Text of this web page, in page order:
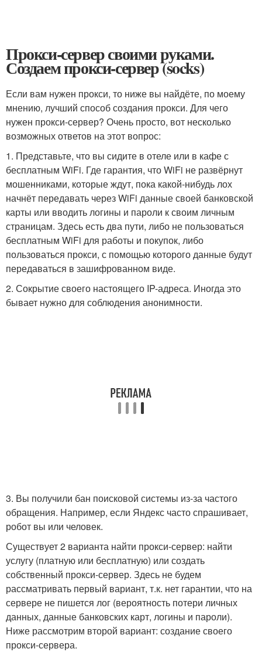
Прокси-сервер своими руками.
Создаем прокси-сервер (socks)
Если вам нужен прокси, то ниже вы найдёте, по моему
мнению, лучший способ создания прокси. Для чего
нужен прокси-сервер? Очень просто, вот несколько
возможных ответов на этот вопрос:
1. Представьте, что вы сидите в отеле или в кафе с
бесплатным WiFi. Где гарантия, что WiFi не развёрнут
мошенниками, которые ждут, пока какой-нибудь лох
начнёт передавать через WiFi данные своей банковской
карты или вводить логины и пароли к своим личным
страницам. Здесь есть два пути, либо не пользоваться
бесплатным WiFi для работы и покупок, либо
пользоваться прокси, с помощью которого данные будут
передаваться в зашифрованном виде.
2. Сокрытие своего настоящего IP-адреса. Иногда это
бывает нужно для соблюдения анонимности.
3. Вы получили бан поисковой системы из-за частого
обращения. Например, если Яндекс часто спрашивает,
робот вы или человек.
Существует 2 варианта найти прокси-сервер: найти
услугу (платную или бесплатную) или создать
собственный прокси-сервер. Здесь не будем
рассматривать первый вариант, т.к. нет гарантии, что на
сервере не пишется лог (вероятность потери личных
данных, данные банковских карт, логины и пароли).
Ниже рассмотрим второй вариант: создание своего
прокси-сервера.